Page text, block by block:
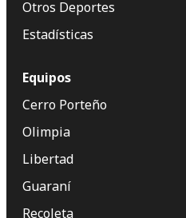
Otros Deportes
Estadísticas
Equipos
Cerro Porteño
Olimpia
Libertad
Guaraní
Recoleta